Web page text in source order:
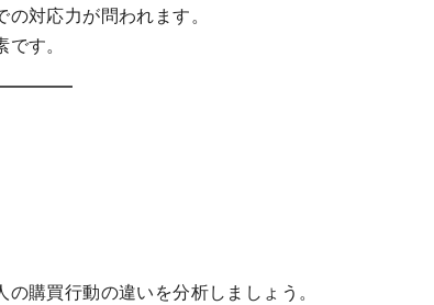
対応力が問われます。
す。
購買行動の違いを分析しましょう。